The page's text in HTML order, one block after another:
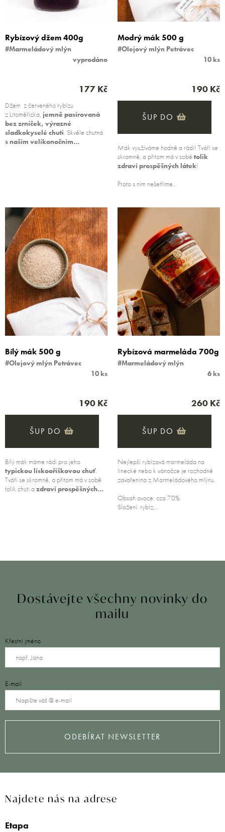
Rybízový džem 400g
#Marmeládový mlýn
vyprodáno
177 Kč
Džem z červeného rybízu
z Litoměřicka, jemně pasírovaná
bez zrníček, výrazné
sladkokyselé chuti. Skvěle chutná
s naším velikonočním…
Modrý mák 500 g
#Olejový mlýn Petrávec
10 ks
190 Kč
ŠUP DO
Mák využíváme hodně a rádi! Tváří se
skromně, a přitom má v sobě tolik
zdraví prospěšných látek!
Proto s ním nešetříme…
Bílý mák 500 g
#Olejový mlýn Petrávec
10 ks
190 Kč
ŠUP DO
Bílý mák máme rádi pro jeho
typickou lískooříškovou chuť.
Tváří se skromně, a přitom má v sobě
tolik chuti azdraví prospěšných…
Rybízová marmeláda 700g
#Marmeládový mlýn
6 ks
260 Kč
ŠUP DO
Nejlepší rybízová marmeláda na
linecké nebo k vánočce je rozhodně
zavařenina z Marmeládového mlýnu.
Obsah ovoce: cca 70%.
Složení: rybíz,…
Dostávejte všechny novinky do
mailu
Křestní jméno
E-mail
ODEBÍRAT NEWSLETTER
Najdete nás na adrese
Etapa